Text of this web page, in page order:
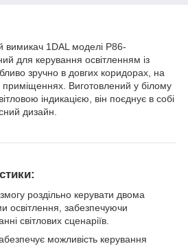
вимикач 1DAL моделі P86-
для керування освітленням із
зручно в довгих коридорах, на
Виготовлений у білому
індикацією, він поєднує в собі
дизайн.
роздільно керувати двома
освітлення, забезпечуючи
світлових сценаріїв.
можливість керування